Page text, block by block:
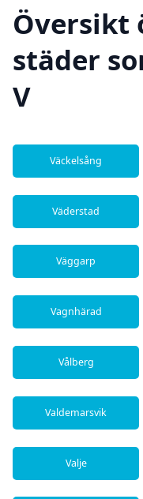
Översikt
städer
V
Väckelsång
Väderstad
Väggarp
Vagnhärad
Vålberg
Valdemarsvik
Valje